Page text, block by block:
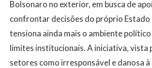
Bolsonaro no exterior, em busca de
confrontar decisões do próprio Estado
tensiona ainda mais o ambiente
limites institucionais. A iniciativa, vista
setores como irresponsável e danosa